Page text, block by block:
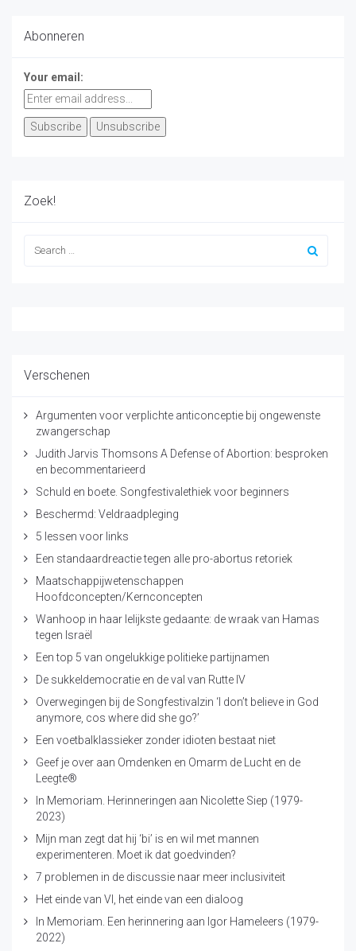
Abonneren
Your email:
Zoek!
Verschenen
Argumenten voor verplichte anticonceptie bij ongewenste
zwangerschap
Judith Jarvis Thomsons A Defense of Abortion: besproken
en becommentarieerd
Schuld en boete. Songfestivalethiek voor beginners
Beschermd: Veldraadpleging
5 lessen voor links
Een standaardreactie tegen alle pro-abortus retoriek
Maatschappijwetenschappen
Hoofdconcepten/Kernconcepten
Wanhoop in haar lelijkste gedaante: de wraak van Hamas
tegen Israël
Een top 5 van ongelukkige politieke partijnamen
De sukkeldemocratie en de val van Rutte IV
Overwegingen bij de Songfestivalzin ‘I don’t believe in God
anymore, cos where did she go?’
Een voetbalklassieker zonder idioten bestaat niet
Geef je over aan Omdenken en Omarm de Lucht en de
Leegte®
In Memoriam. Herinneringen aan Nicolette Siep (1979-
2023)
Mijn man zegt dat hij ‘bi’ is en wil met mannen
experimenteren. Moet ik dat goedvinden?
7 problemen in de discussie naar meer inclusiviteit
Het einde van VI, het einde van een dialoog
In Memoriam. Een herinnering aan Igor Hameleers (1979-
2022)